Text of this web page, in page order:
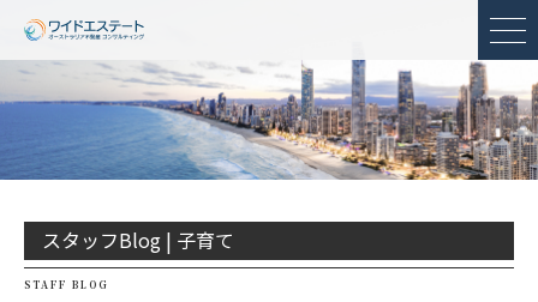
メ
スタッフBlog | 子育て
STAFF BLOG